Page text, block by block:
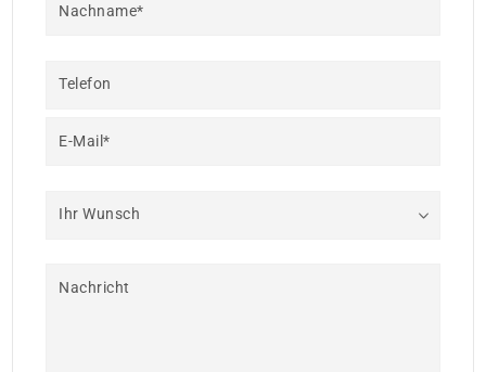
Nachname*
Telefon
E-Mail*
Ihr Wunsch
Nachricht